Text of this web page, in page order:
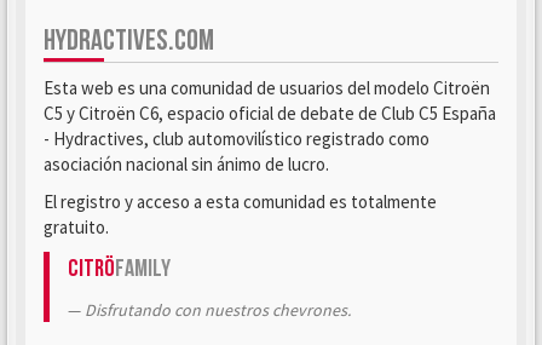
HYDRACTIVES.COM
Esta web es una comunidad de usuarios del modelo Citroën
C5 y Citroën C6, espacio oficial de debate de Club C5 España
- Hydractives, club automovilístico registrado como
asociación nacional sin ánimo de lucro.
El registro y acceso a esta comunidad es totalmente
gratuito.
CitröFamily
Disfrutando con nuestros chevrones.